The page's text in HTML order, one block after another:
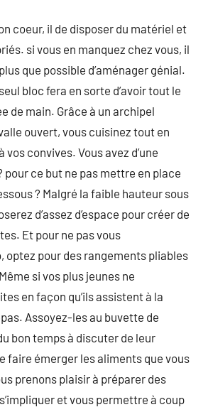
coeur, il de disposer du matériel et
si vous en manquez chez vous, il
que possible d’aménager génial.
bloc fera en sorte d’avoir tout le
de main. Grâce à un archipel
ouvert, vous cuisinez tout en
convives. Vous avez d’une
pour ce but ne pas mettre en place
? Malgré la faible hauteur sous
d’assez d’espace pour créer de
Et pour ne pas vous
optez pour des rangements pliables
si vos plus jeunes ne
en façon qu’ils assistent à la
Assoyez-les au buvette de
bon temps à discuter de leur
faire émerger les aliments que vous
prenons plaisir à préparer des
et vous permettre à coup